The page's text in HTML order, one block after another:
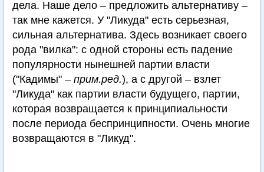
дела. Наше дело – предложить альтернативу –
так мне кажется. У "Ликуда" есть серьезная,
сильная альтернатива. Здесь возникает своего
рода "вилка": с одной стороны есть падение
популярности нынешней партии власти
("Кадимы" – прим.ред.), а с другой – взлет
"Ликуда" как партии власти будущего, партии,
которая возвращается к принципиальности
после периода беспринципности. Очень многие
возвращаются в "Ликуд".